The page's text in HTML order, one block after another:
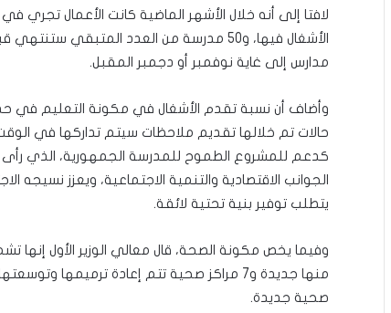
مدارس إلى غاية نوفمبر أو دجمبر المقبل.
حالات تم خلالها تقديم ملاحظات سيتم تداركها في
كدعم للمشروع الطموح للمدرسة الجمهورية، الذي رأى
الجوانب الاقتصادية والتنمية الاجتماعية، ويعزز نسيجه
يتطلب توفير بنية تحتية لائقة.
صحية جديدة.